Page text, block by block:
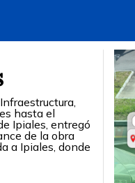
hasta el
Ipiales, entregó
de la obra
a Ipiales, donde